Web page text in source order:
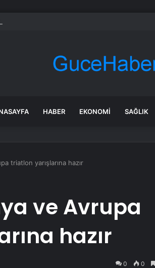
Özel’in ‘genel başkan’ unvanı TBMM’nin
HABER EKONOMI SAĞLIK
triatlon yarışlarına hazır
ve Avrupa
hazır
0 0